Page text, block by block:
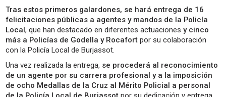
Tras estos primeros galardones, se hará entrega de 16
felicitaciones públicas a agentes y mandos de la Policía
Local, que han destacado en diferentes actuacionesy cinco
más a Policías de Godella y Rocafort por su colaboración
con la Policía Local de Burjassot.
Una vez realizada la entrega, se procederá al reconocimiento
de un agente por su carrera profesional y a la imposición
de ocho Medallas de la Cruz al Mérito Policial a personal